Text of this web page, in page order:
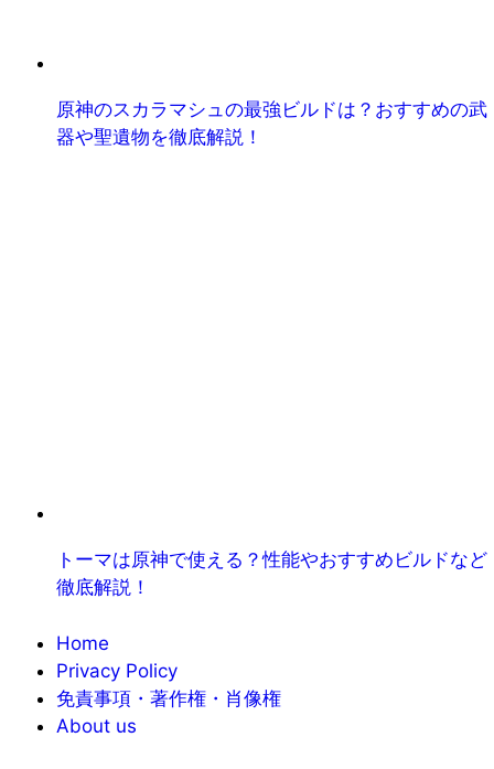
原神のスカラマシュの最強ビルドは？おすすめの武
器や聖遺物を徹底解説！
トーマは原神で使える？性能やおすすめビルドなど
徹底解説！
Home
Privacy Policy
免責事項・著作権・肖像権
About us